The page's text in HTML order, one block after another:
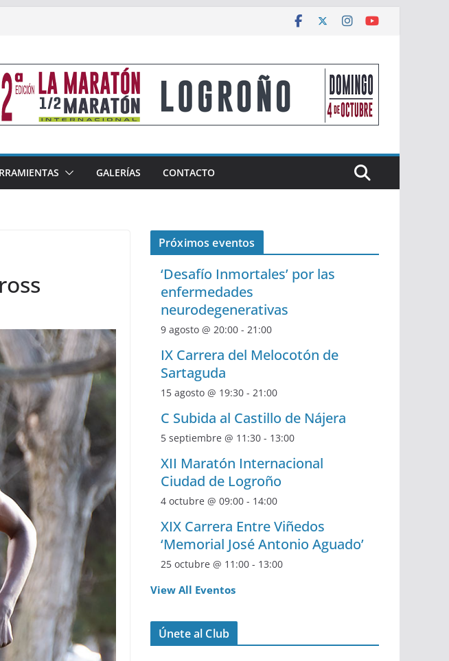
GALERÍAS CONTACTO
Próximos eventos
‘Desafío Inmortales’ por las
enfermedades
neurodegenerativas
9 agosto @ 20:00 - 21:00
IX Carrera del Melocotón de
Sartaguda
15 agosto @ 19:30 - 21:00
C Subida al Castillo de Nájera
5 septiembre @ 11:30 - 13:00
XII Maratón Internacional
Ciudad de Logroño
4 octubre @ 09:00 - 14:00
XIX Carrera Entre Viñedos
‘Memorial José Antonio Aguado’
25 octubre @ 11:00 - 13:00
View All Eventos
Únete al Club